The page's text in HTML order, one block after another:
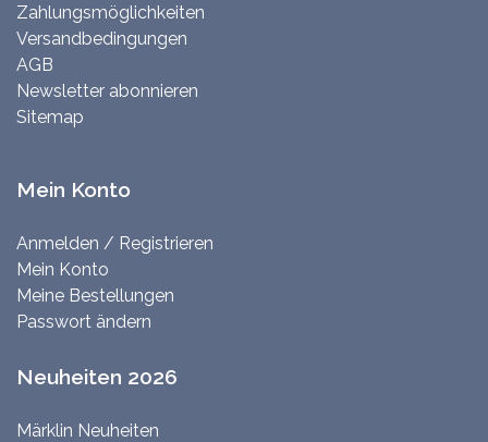
Zahlungsmöglichkeiten
Versandbedingungen
AGB
Newsletter abonnieren
Sitemap
Mein Konto
Anmelden / Registrieren
Mein Konto
Meine Bestellungen
Passwort ändern
Neuheiten 2026
Märklin Neuheiten